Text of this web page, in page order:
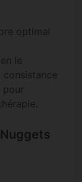
optimal
le